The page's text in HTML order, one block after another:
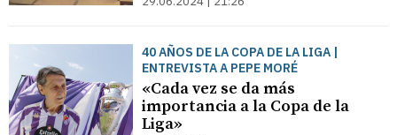
40 AÑOS DE LA COPA DE LA LIGA |
ENTREVISTA A PEPE MORÉ
«Cada vez se da más
importancia a la Copa de la
Liga»